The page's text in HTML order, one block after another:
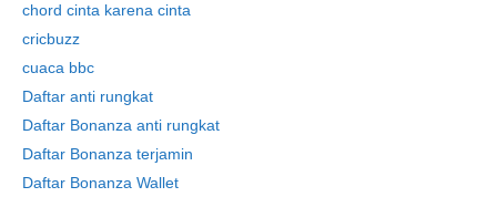
chord cinta karena cinta
cricbuzz
cuaca bbc
Daftar anti rungkat
Daftar Bonanza anti rungkat
Daftar Bonanza terjamin
Daftar Bonanza Wallet